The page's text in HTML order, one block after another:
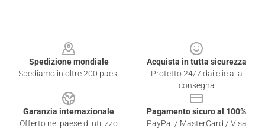
Spedizione mondiale
Spediamo in oltre 200 paesi
Acquista in tutta sicurezza
Protetto 24/7 dai clic alla
consegna
Garanzia internazionale
Offerto nel paese di utilizzo
Pagamento sicuro al 100%
PayPal / MasterCard / Visa